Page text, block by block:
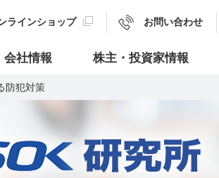
ラインショップ お問い合わせ
会社情報 株主・投資家情報
防犯対策